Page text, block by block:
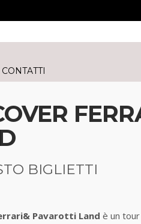
CONTATTI
BIGLIETTI
Pavarotti Land è un